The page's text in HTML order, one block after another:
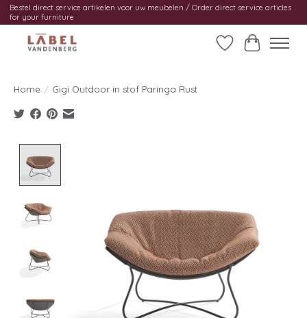
Bestel direct service artikelen voor uw meubelen / Order direct service articles
for your furniture
Verlanglijst
Home / Gigi Outdoor in stof Paringa Rust